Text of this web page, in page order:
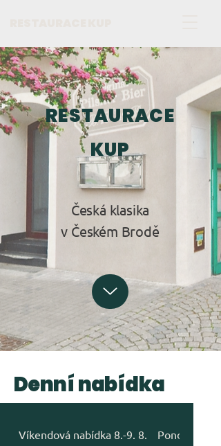
RESTAURACE
KUP
Česká klasika
v Českém Brodě
Denní nabídka
Víkendová nabídka 8.-9. 8. Pondělí 10.